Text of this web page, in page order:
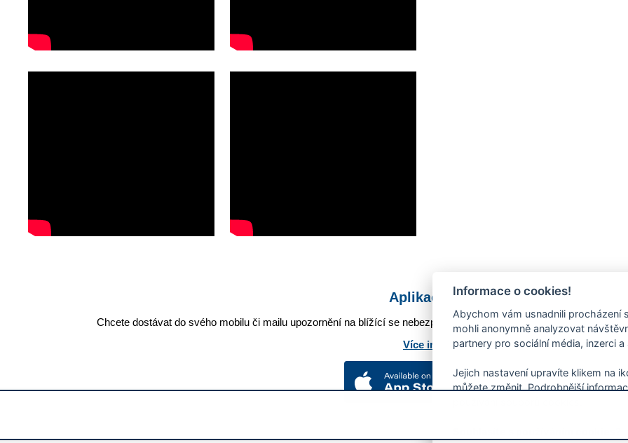
Aplikace Mobilní rozhlas
Chcete dostávat do svého mobilu či mailu upozornění na blížící se nebezpečí, odstávky, poruchy a výpadky
Více informací o aplikaci
Informace o cookies!
Abychom vám usnadnili procházení
mohli anonymně analyzovat
partnery pro sociální média, inzerci a
Jejich nastavení upravíte klikem na
můžete změnit. Podrobnější